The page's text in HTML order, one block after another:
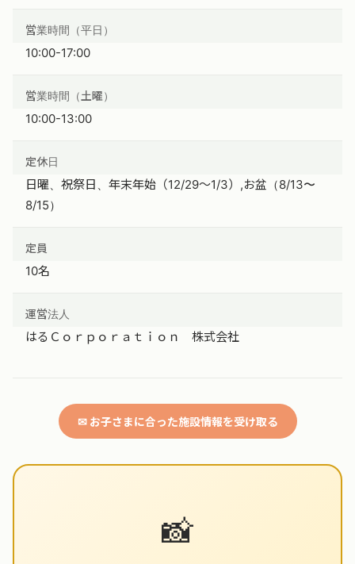
営業時間（平日）
10:00-17:00
営業時間（土曜）
10:00-13:00
定休日
日曜、祝祭日、年末年始（12/29〜1/3）,お盆（8/13〜
8/15）
定員
10名
運営法人
はるＣｏｒｐｏｒａｔｉｏｎ 株式会社
✉ お子さまに合った施設情報を受け取る
📸